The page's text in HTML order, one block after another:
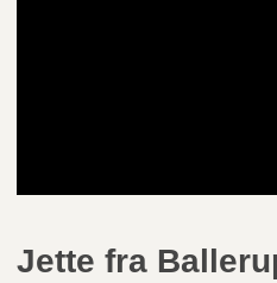
Jette fra